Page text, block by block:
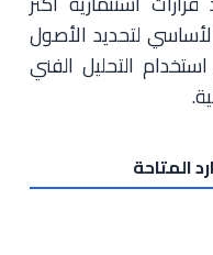
لتحديد الأصول
التحليل الفني
المتاحة